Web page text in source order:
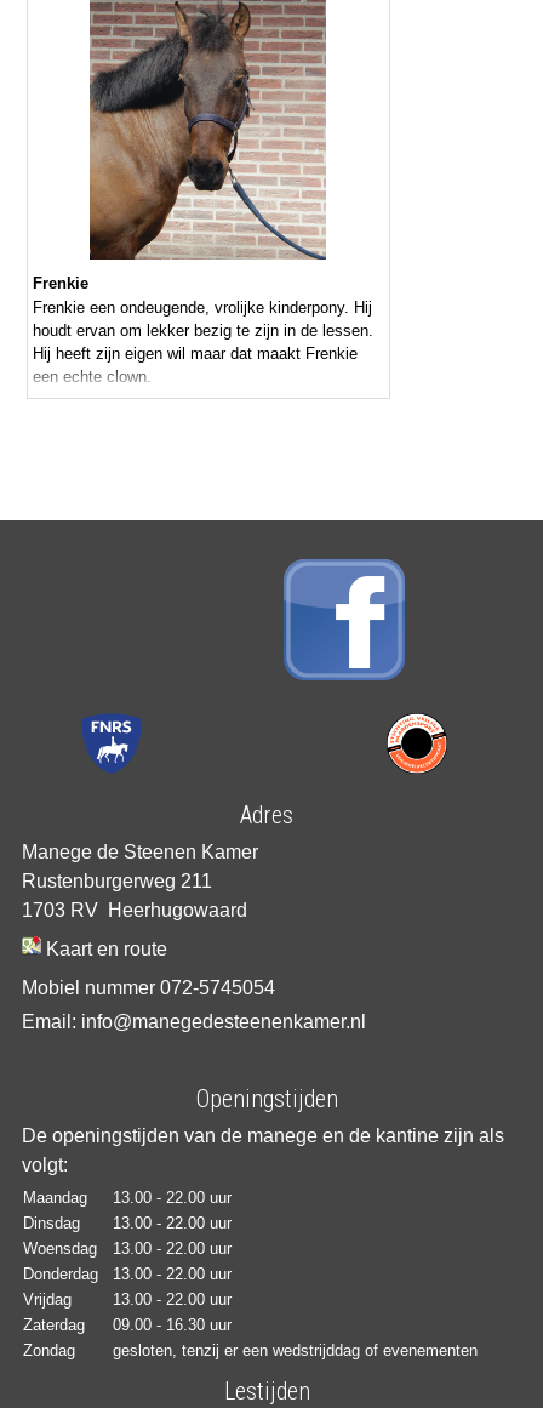
Frenkie
Frenkie een ondeugende, vrolijke kinderpony. Hij
houdt ervan om lekker bezig te zijn in de lessen.
Hij heeft zijn eigen wil maar dat maakt Frenkie
een echte clown.
Adres
Manege de Steenen Kamer
Rustenburgerweg 211
1703 RV Heerhugowaard
Kaart en route
Mobiel nummer 072-5745054
Email: info@manegedesteenenkamer.nl
Openingstijden
De openingstijden van de manege en de kantine zijn als
volgt:
Maandag
13.00 - 22.00 uur
Dinsdag
13.00 - 22.00 uur
Woensdag
13.00 - 22.00 uur
Donderdag
13.00 - 22.00 uur
Vrijdag
13.00 - 22.00 uur
Zaterdag
09.00 - 16.30 uur
Zondag
gesloten, tenzij er een wedstrijddag of evenementen
Lestijden